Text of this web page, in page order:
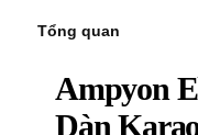
Tổng quan
Ampyon
Dàn